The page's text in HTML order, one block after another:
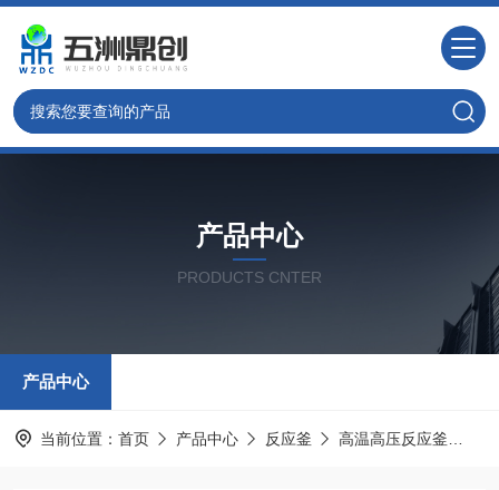
产品中心
PRODUCTS CNTER
产品中心
当前位置： 首页 产品中心 反应釜 高温高压反应釜